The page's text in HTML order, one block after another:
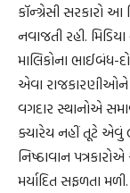
કૉન્ગ્રેસી સરકારો આ
નવાજતી રહી.
માલિકોના ભાઈબંધ-
એવા રાજકારણીઓને
વગદાર સ્થાનોએ
ક્યારેય નહીં તૂટે એવું
નિષ્ઠાવાન
મર્યાદિત સફળતા